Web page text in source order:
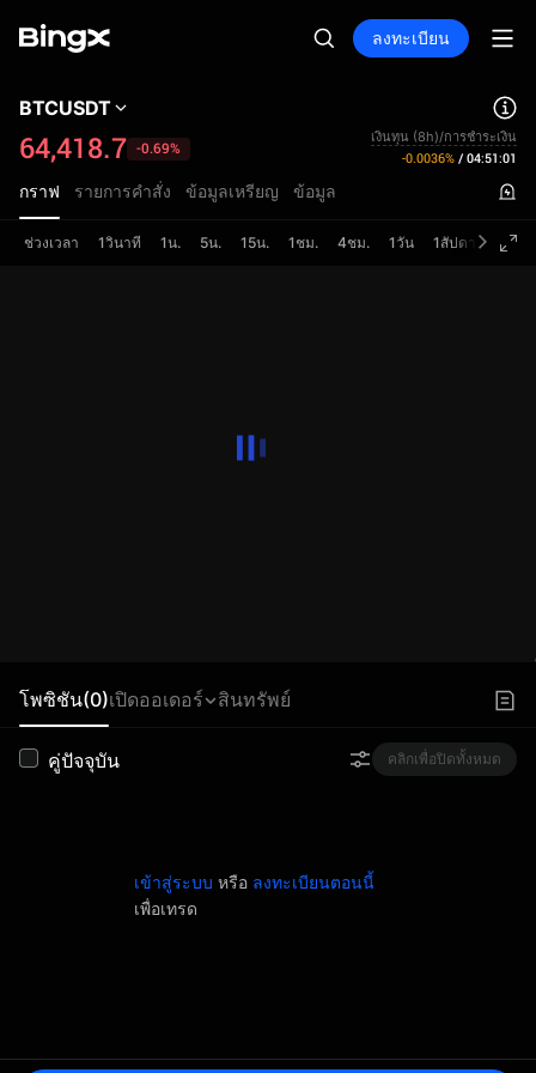
ลงทะเบียน
BTCUSDT
64,418.7 -0.69%
เงินทุน (8h)/การชำระเงิน
-0.0036% / 04:51:01
กราฟ รายการคำสั่ง ข้อมูลเหรียญ ข้อมูล
ช่วงเวลา 1วินาที 1น. 5น. 15น. 1ชม. 4ชม. 1วัน 1สัปดาห์
โพซิชัน(0)เปิดออเดอร์ สินทรัพย์
คู่ปัจจุบัน คลิกเพื่อปิดทั้งหมด
เข้าสู่ระบบ หรือ ลงทะเบียนตอนนี้
เพื่อเทรด